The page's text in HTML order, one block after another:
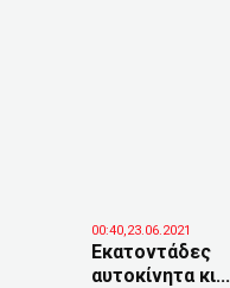
00:40,23.06.2021
Εκατοντάδες
αυτοκίνητα κι...